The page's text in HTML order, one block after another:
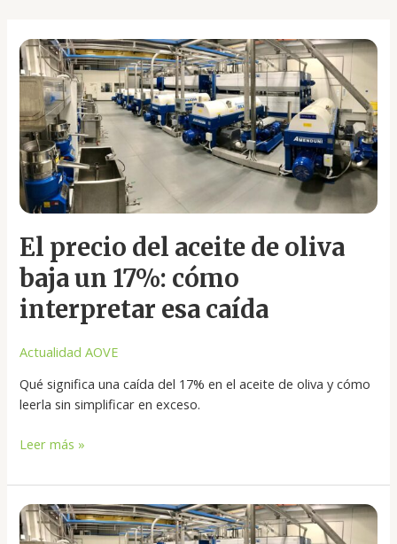
El precio del aceite de oliva
baja un 17%: cómo
interpretar esa caída
Actualidad AOVE
Qué significa una caída del 17% en el aceite de oliva y cómo
leerla sin simplificar en exceso.
El
precio
del
aceite
de
oliva
baja
un
17%:
interpretar
esa
caída
Leer más »
Cómo
actualizamos